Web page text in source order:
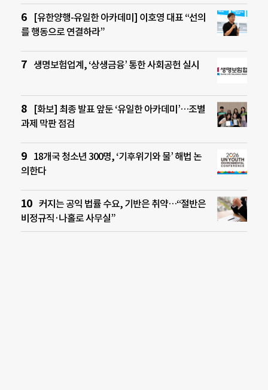
[유한양행-유일한 아카데미] 이호영 대표 “선의
를 행동으로 연결하라”
생명보험업계, ‘상생금융’ 통한 사회공헌 실시
[화보] 최종 발표 앞둔 ‘유일한 아카데미’…조별
과제 막판 점검
18개국 청소년 300명, ‘기후위기와 물’ 해법 논
의한다
커지는 공익 법률 수요, 기반은 취약…“절반은
비정규직·나홀로 사무실”